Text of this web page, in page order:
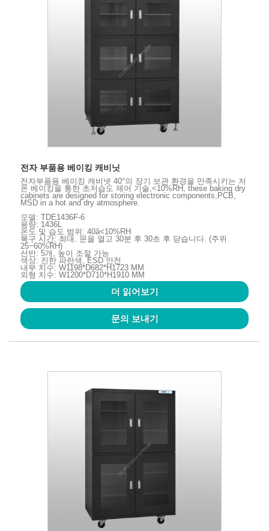
전자 부품용 베이킹 캐비닛
전자부품용 베이킹 캐비넷 40°의 장기 보관 환경을 만족시키는 저
온 베이킹을 통한 초저습도 제어 기술,<10%RH, these baking dry
cabinets are designed for storing electronic components,PCB,
MSD in a hot and dry atmosphere.
모델: TDE1436F-6
용량: 1436L
온도 및 습도 범위: 40â<10%RH
복구 시간: 최대. 문을 열고 30분 후 30초 후 닫습니다. (주위
25~60%RH)
선반: 5개, 높이 조절 가능
색상: 진한 파란색, ESD 안전
내부 치수: W1198*D682*H1723 MM
외형 치수: W1200*D710*H1910 MM
더 읽어보기
문의 보내기